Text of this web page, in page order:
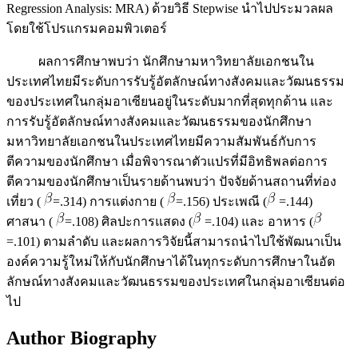
Regression Analysis: MRA) ด้วยวิธี Stepwise นำไปประมวลผล
โดยใช้โปรแกรมคอมพิวเตอร์
ผลการศึกษาพบว่า นักศึกษามหาวิทยาลัยเอกชนใน
ประเทศไทยมีระดับการรับรู้อัตลักษณ์ทางสังคมและวัฒนธรรม
ของประเทศในกลุ่มอาเซียนอยู่ในระดับมากที่สุดทุกด้าน และ
การรับรู้อัตลักษณ์ทางสังคมและวัฒนธรรมของนักศึกษา
มหาวิทยาลัยเอกชนในประเทศไทยมีความสัมพันธ์กับการ
ตีความของนักศึกษา เมื่อพิจารณาตัวแปรที่มีอิทธิพลต่อการ
ตีความของนักศึกษาเป็นรายด้านพบว่า ปัจจัยด้านสถานที่ท่อง
เที่ยว (
=.314) การแต่งกาย ( =.156) ประเพณี (
=.144)
ศาสนา (
=.108) ศิลปะการแสดง (
=.104) และ อาหาร (
=.101) ตามลำดับ และผลการวิจัยนี้สามารถนำไปใช้พัฒนาเป็น
องค์ความรู้ใหม่ให้กับนักศึกษาได้ในทุกระดับการศึกษาในอัต
ลักษณ์ทางสังคมและวัฒนธรรมของประเทศในกลุ่มอาเซียนต่อ
ไป
Author Biography